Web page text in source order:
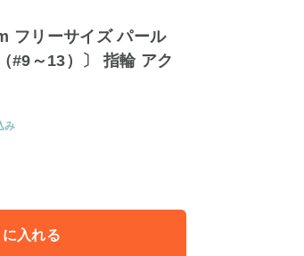
フリーサイズ パール
#9～13）〕 指輪 アク
み
入れる